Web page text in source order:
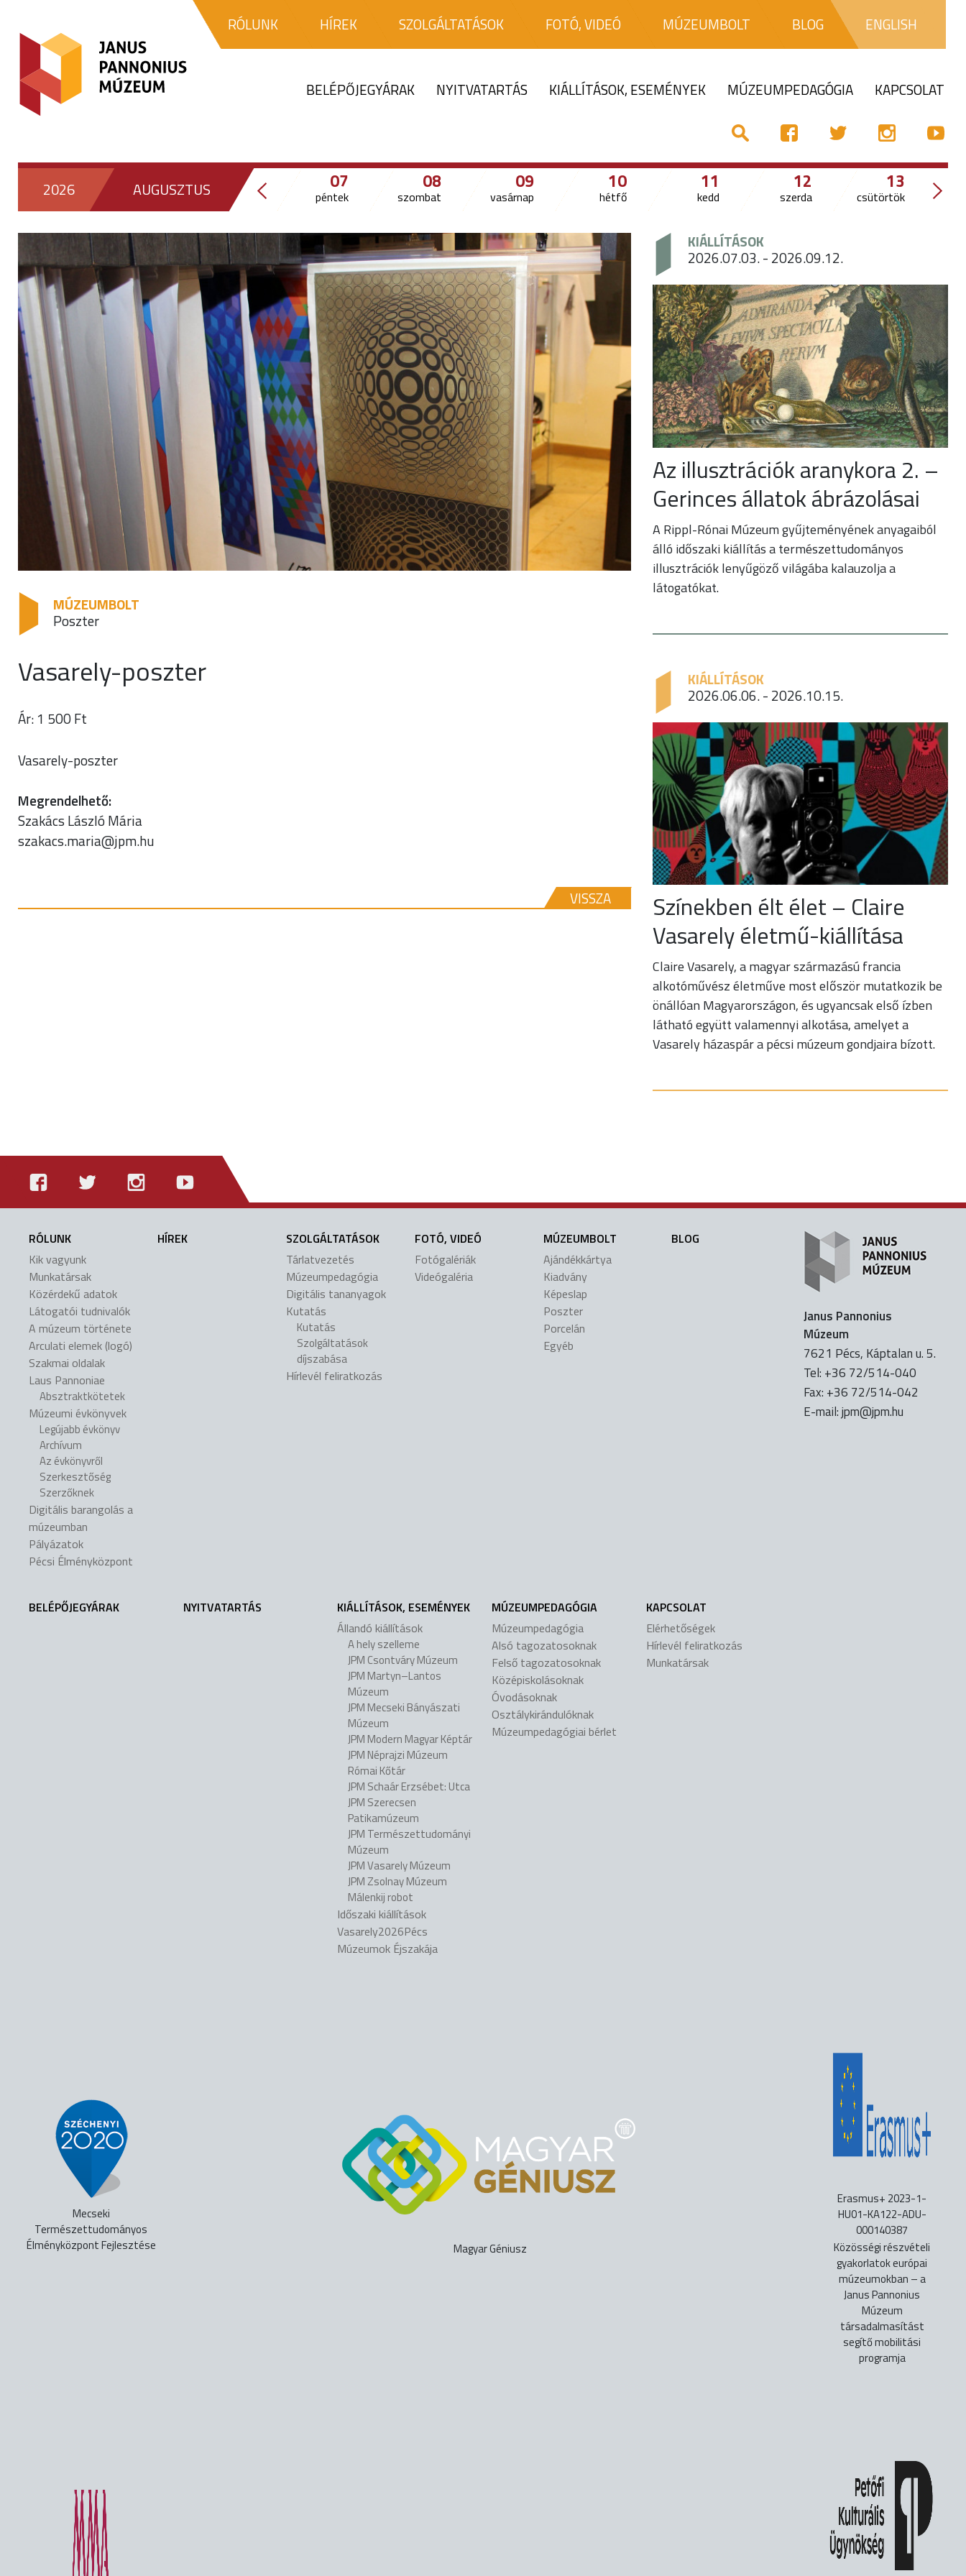
RÓLUNK HÍREK SZOLGÁLTATÁSOK FOTÓ, VIDEÓ MÚZEUMBOLT BLOG ENGLISH
BELÉPŐJEGYÁRAK NYITVATARTÁS KIÁLLÍTÁSOK, ESEMÉNYEK MÚZEUMPEDAGÓGIA KAPCSOLAT
2026 AUGUSZTUS 07
péntek
08
szombat
09
vasárnap
10
hétfő
11
kedd
12
szerda
13
csütörtök
MÚZEUMBOLT
Poszter
Vasarely-poszter
Ár: 1 500 Ft
Vasarely-poszter
Megrendelhető:
Szakács László Mária
szakacs.maria@jpm.hu
VISSZA
KIÁLLÍTÁSOK
2026.07.03. - 2026.09.12.
Az illusztrációk aranykora 2. –
Gerinces állatok ábrázolásai
A Rippl-Rónai Múzeum gyűjteményének anyagaiból
álló időszaki kiállítás a természettudományos
illusztrációk lenyűgöző világába kalauzolja a
látogatókat.
KIÁLLÍTÁSOK
2026.06.06. - 2026.10.15.
Színekben élt élet – Claire
Vasarely életmű-kiállítása
Claire Vasarely, a magyar származású francia
alkotóművész életműve most először mutatkozik be
önállóan Magyarországon, és ugyancsak első ízben
látható együtt valamennyi alkotása, amelyet a
Vasarely házaspár a pécsi múzeum gondjaira bízott.
RÓLUNK
Kik vagyunk
Munkatársak
Közérdekű adatok
Látogatói tudnivalók
A múzeum története
Arculati elemek (logó)
Szakmai oldalak
Laus Pannoniae
Absztraktkötetek
Múzeumi évkönyvek
Legújabb évkönyv
Archívum
Az évkönyvről
Szerkesztőség
Szerzőknek
Digitális barangolás a
múzeumban
Pályázatok
Pécsi Élményközpont
HÍREK
SZOLGÁLTATÁSOK
Tárlatvezetés
Múzeumpedagógia
Digitális tananyagok
Kutatás
Kutatás
Szolgáltatások
díjszabása
Hírlevél feliratkozás
FOTÓ, VIDEÓ
Fotógalériák
Videógaléria
MÚZEUMBOLT
Ajándékkártya
Kiadvány
Képeslap
Poszter
Porcelán
Egyéb
BLOG
BELÉPŐJEGYÁRAK NYITVATARTÁS
KIÁLLÍTÁSOK, ESEMÉNYEK
Állandó kiállítások
A hely szelleme
JPM Csontváry Múzeum
JPM Martyn–Lantos
Múzeum
JPM Mecseki Bányászati
Múzeum
JPM Modern Magyar Képtár
JPM Néprajzi Múzeum
Római Kőtár
JPM Schaár Erzsébet: Utca
JPM Szerecsen
Patikamúzeum
JPM Természettudományi
Múzeum
JPM Vasarely Múzeum
JPM Zsolnay Múzeum
Málenkij robot
Időszaki kiállítások
Vasarely2026Pécs
Múzeumok Éjszakája
MÚZEUMPEDAGÓGIA
Múzeumpedagógia
Alsó tagozatosoknak
Felső tagozatosoknak
Középiskolásoknak
Óvodásoknak
Osztálykirándulóknak
Múzeumpedagógiai bérlet
KAPCSOLAT
Elérhetőségek
Hírlevél feliratkozás
Munkatársak
Janus Pannonius
Múzeum
7621 Pécs, Káptalan u. 5.
Tel: +36 72/514-040
Fax: +36 72/514-042
E-mail:uh.mpj@mpj
Mecseki
Természettudományos
Élményközpont Fejlesztése
Magyar Géniusz
Erasmus+ 2023-1-
HU01-KA122-ADU-
000140387
Közösségi részvételi
gyakorlatok európai
múzeumokban – a
Janus Pannonius
Múzeum
társadalmasítást
segítő mobilitási
programja